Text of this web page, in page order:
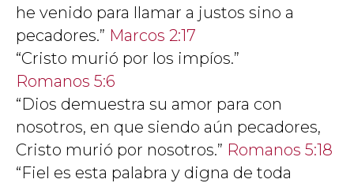
he venido para llamar a justos sino a
pecadores.” Marcos 2:17
“Cristo murió por los impíos.”
Romanos 5:6
“Dios demuestra su amor para con
nosotros, en que siendo aún pecadores,
Cristo murió por nosotros.” Romanos 5:18
“Fiel es esta palabra y digna de toda